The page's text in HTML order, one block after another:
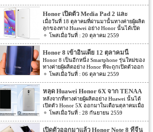
ลักษณะของตัวเครื่องรุ่นนี้จะเป็นแบบ curvy
body ที่ทาง Huawei นั้นพัฒนาออกมาได้เป็น
อย่างดีเลยทีเดียว ส่วน Spec ภายในตัวเครื่อง
นั้นจะเป็นอย่างไรนั้นเราดูกันเลยดีกว่า ตัว
เครื่องจะมีขนาดอยุ่ที่ 5.09 นิ้ว หน้าจอแสดง
ผลจะเป็นแบบ AMOLED ส่วนความละเอียด
ของหน้าจอแสดงผลจะให้ความละเอียดอยู่ที่
QHD (577ppi) โดยหน้าจอจะเป็นแบบ curved
glass ซึ่งจะมีความโค้งไปจนถึงขอบทางด้าน
ข้างของตัวเครื่อง ตัวเครื่องมีความบางอยู่ที่
7.8mm น้ำหนัก 145 กรัม สีของตัวเครื่องจะมี
ให้เลือกทั้ง Golden Black และ Porcelain
White ทางด้านหลังของตัวเครื่องจะมาพร้อม
กับกล้องแบบ dual หรือกล้อง 2 ตัว โดยจะให้
ความละเอียดของกล้องอยู่ที่ 12MP รูรับแสงมี
ขนาด f/2.2 และความละเอียดของกล้อง
Honor เปิดตัว Media Pad 2 และ
Watch S1 ออกมาแล้ว
เมื่อวันที่ 18 ตุลาคมที่ผ่านมานั้นทางค่ายผู้ผลิต
ลูกของทาง Huawei อย่าง Honor นั้นได้เปิด
ตัว Smartphone รุ่นใหม่อย่าง Honor 6X ออก
ผลิตภัณฑ์ใหม่อย่าง Media Pad 2 และ Watch
S1 ออกมาอีกครั้ง โดยทั้ง 2 ผลิตภัณฑ์นี้นั้นจะ
วางจำหน่ายในประเทศจีนภายในเดือน
ตุลาคมนี้อีกด้วย โดย Media Pad 2 นี้จะมา
พร้อมกับหน้าจอแสดงผลแบบ IPS display
ความละเอียดของหน้าจอจะอยู่ที่ 1920 x
1200 pixels ขนาดของหน้าจอจะอยู่ที่
ประมาณ 8 นิ้ว ในส่วนของ Chipset ที่ขับ
เคลื่อนตัวเครื่องจะเป็น Chipset อย่าง
Snapdragon 616 ตัวเครื่องมาพร้อมกับ Ram
ขนาด 3GB โดย Chipset […]
20 ตุลาคม 2559
Honor 8 เข้าอินเดีย 12 ตุลาคมนี้
Honor 8 เป็นอีกหนึ่ง Smartphone รุ่นใหม่ของ
ทางค่ายผู้ผลิตอย่าง Honor ที่จะถูกเปิดตัวออก
มาในวันที่ 12 ตุลาคมที่จะถึงนี้นั้นเอง โดย
งานที่จะเปิดตัว Honor 8 ขึ้นออกมาแล้ว
สำหรับรุ่น Honor 8 ของทางค่ายผู้ผลิตอย่าง
Honor นั้นได้ถูกเปิดตัวออกมาแล้วเมื่อ
ประมาณเดือนกรกฏาคมที่ผ่านมานี้เอง โดย
ในตอนนั้นไม่ได้ระบุว่าตัวเครื่องจะมีวาง
จำหน่ายที่ประเทศใดบ้าง แต่ล่าสุดนั้นกลับมี
06 ตุลาคม 2559
หลุด Huawei Honor 6X จาก TENAA
หลังจากที่ทางค่ายผู้ผลิตอย่าง Huawei นั้นได้
เปิดตัว Honor 5X ออกมาในเดือนตุลาคมเมื่อ
ปี 2015 ที่ผ่านมานั้น ก็นับว่าเป็นอีกหนึ่งรุ่นที่
ล่าสุดนั้นกลับมี Smartphone รุ่นต่อยอดของ
28 กันยายน 2559
เปิดตัวออกมาแล้ว Honor Note 8 ที่จีน